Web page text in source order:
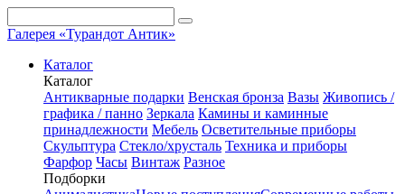
Галерея «Турандот Антик»
Каталог
Каталог
Антикварные подарки Венская бронза Вазы Живопись /
графика / панно Зеркала Камины и каминные
принадлежности Мебель Осветительные приборы
Скульптура Стекло/хрусталь Техника и приборы
Фарфор Часы Винтаж Разное
Подборки